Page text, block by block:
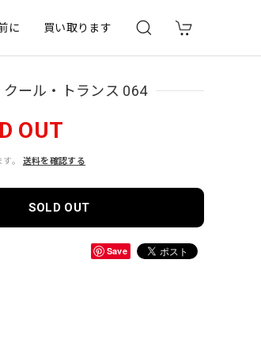
に 買い取ります
クール・トランス 064
OUT
。 送料を確認する
SOLD OUT
Save